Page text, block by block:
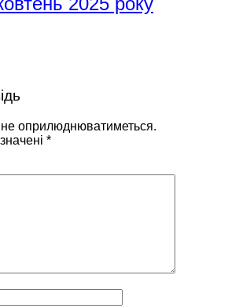
оприлюднюватиметься.
*